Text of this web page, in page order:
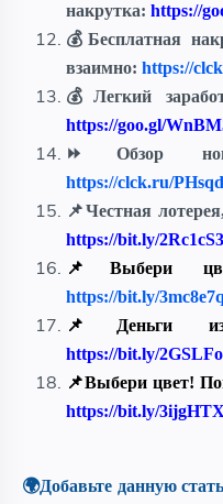
накрутка: https://
💰Бесплатная
взаимно: https://
💰Легкий
https://goo.gl/
⏩Обзор
https://clck.ru/PHsqd
📌Честная
https://bit.ly/2Rc1cS3
📌 Выбери
https://bit.ly/3mc8e7q
📌
Деньги
https://bit.ly/
📌Выбери цвет!
https://bit.ly/3ijgHTX
🌍Добавьте данную